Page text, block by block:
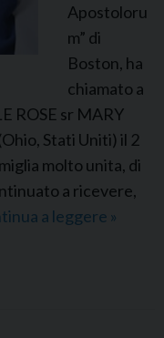
u
a
r
t
e
r
o
Apostoloru
m” di
Boston, ha
chiamato a
ROSE sr MARY
Stati Uniti) il 2
molto unita, di
a ricevere,
a leggere F
»